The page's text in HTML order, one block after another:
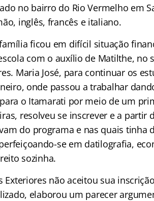
no bairro do Rio Vermelho em
inglês, francês e italiano.
ficou em difícil situação
com o auxílio de Matilthe, no
Maria José, para continuar os
onde passou a trabalhar
o Itamarati por meio de um
resolveu se inscrever e a partir
do programa e nas quais tinha
se em datilografia,
sozinha.
não aceitou sua
elaborou um parecer